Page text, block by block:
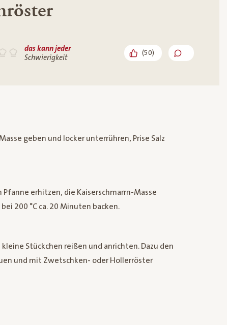
das kann jeder
Schwierigkeit
(50)
geben und locker unterrühren, Prise Salz
erhitzen, die Kaiserschmarrn-Masse
200 °C ca. 20 Minuten backen.
Stückchen reißen und anrichten. Dazu den
und mit Zwetschken- oder Hollerröster